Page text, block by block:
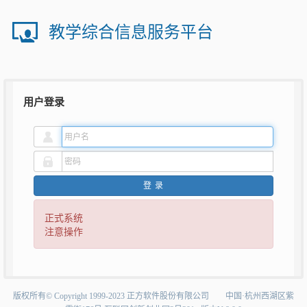
教学综合信息服务平台
用户登录
登录
正式系统
注意操作
版权所有©Copyright1999-2023正方软件股份有限公司中国·杭州西湖区紫